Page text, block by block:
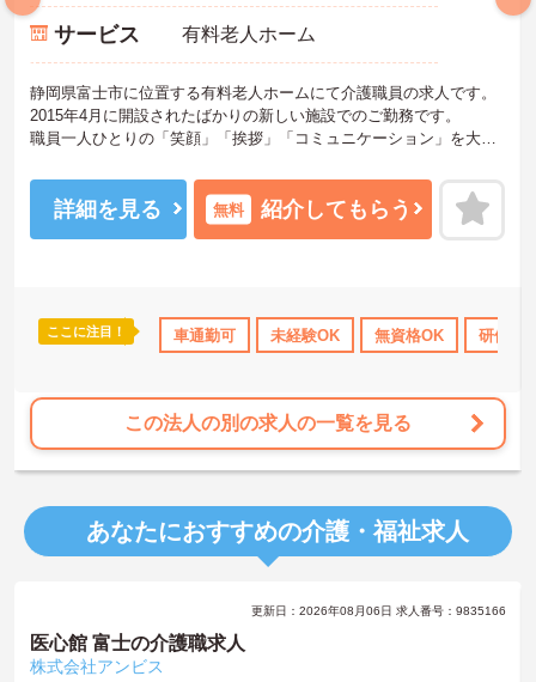
格OK 研修制度あり 産休･育休･介護休暇取得実績あり 社会保
サービス 有料老人ホーム
静岡県富士市に位置する有料老人ホームにて介護職員の求人です。
2015年4月に開設されたばかりの新しい施設でのご勤務です。
職員一人ひとりの「笑顔」「挨拶」「コミュニケーション」を大切
ご興味のある方はお気軽にお問い合わせくださいませ。
詳細を見る 無料 紹介してもらう
ここに注目！ 車通勤可 未経験OK 無資格OK 研修制
この法人の別の求人の一覧を見る
あなたにおすすめの介護・福祉求人
更新日：2026年08月06日 求人番号：9835166
医心館 富士の介護職求人
株式会社アンビス